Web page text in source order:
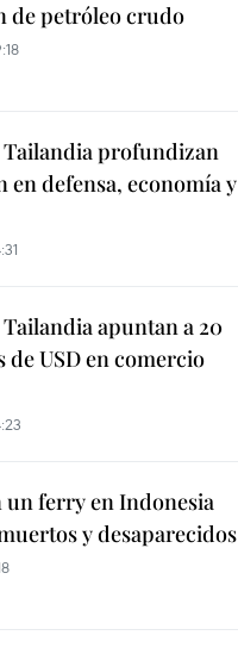
de petróleo crudo
profundizan
en defensa, economía y
apuntan a 20
USD en comercio
un ferry en Indonesia
y desaparecidos